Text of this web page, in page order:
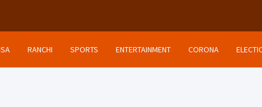
RANCHI SPORTS ENTERTAINMENT CORONA